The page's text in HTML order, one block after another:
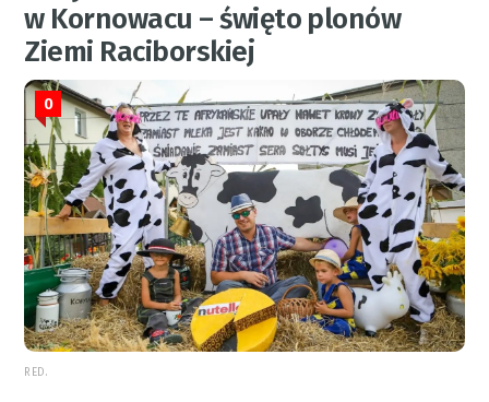
w Kornowacu – święto plonów
Ziemi Raciborskiej
0
RED.